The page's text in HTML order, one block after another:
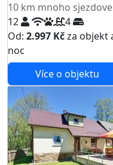
10 km mnoho
12
4
Od: 2.997 Kčza objekt
noc
Více o objektu